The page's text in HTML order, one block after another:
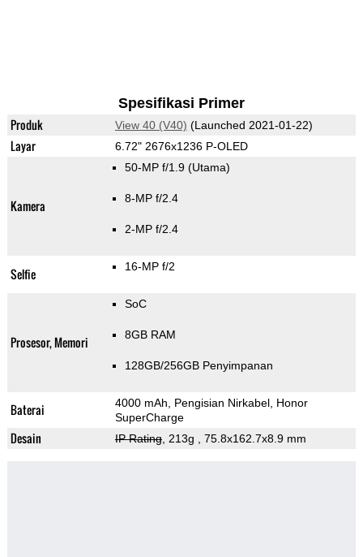
Spesifikasi Primer
Produk View 40 (V40) (Launched 2021-01-22)
Layar 6.72" 2676x1236 P-OLED
Kamera
50-MP f/1.9 (Utama)
8-MP f/2.4
2-MP f/2.4
Selfie 16-MP f/2
Prosesor, Memori
SoC
8GB RAM
128GB/256GB Penyimpanan
Baterai
4000 mAh, Pengisian Nirkabel, Honor
SuperCharge
Desain IP Rating, 213g , 75.8x162.7x8.9 mm